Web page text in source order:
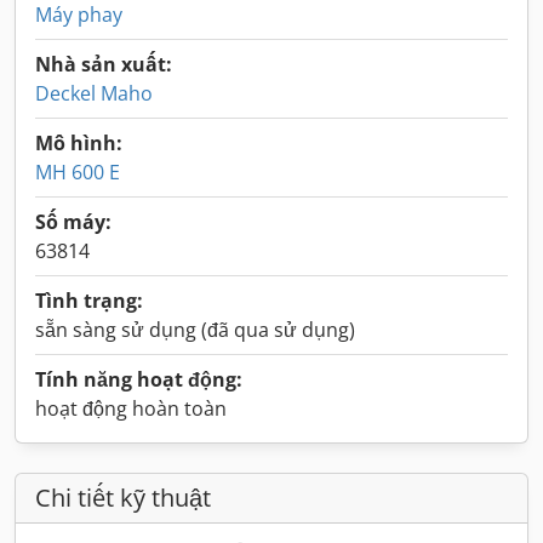
Máy phay
Nhà sản xuất:
Deckel Maho
Mô hình:
MH 600 E
Số máy:
63814
Tình trạng:
sẵn sàng sử dụng (đã qua sử dụng)
Tính năng hoạt động:
hoạt động hoàn toàn
Chi tiết kỹ thuật